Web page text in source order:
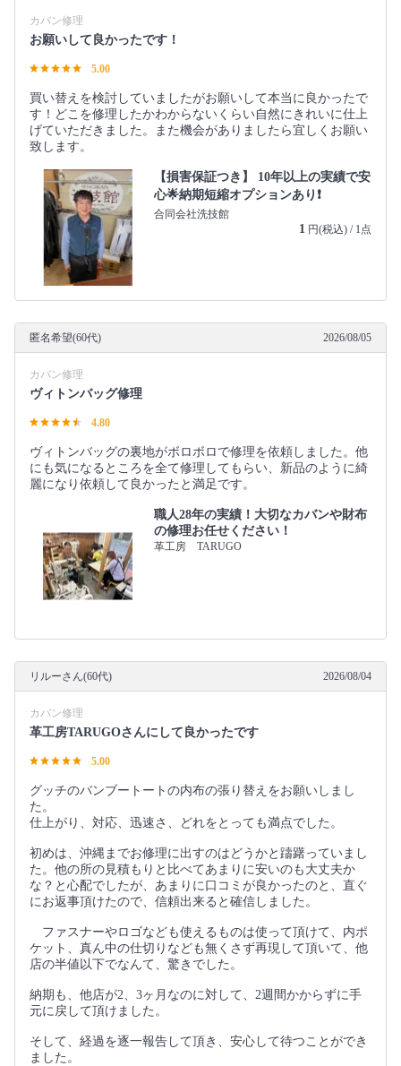
カバン修理
お願いして良かったです！
5.00
買い替えを検討していましたがお願いして本当に良かったで
す！どこを修理したかわからないくらい自然にきれいに仕上
げていただきました。また機会がありましたら宜しくお願い
致します。
【損害保証つき】 10年以上の実績で安
心🌟納期短縮オプションあり❗️
合同会社洗技館
1 円(税込) / 1点
匿名希望(60代) 2026/08/05
カバン修理
ヴィトンバッグ修理
4.80
ヴィトンバッグの裏地がボロボロで修理を依頼しました。他
にも気になるところを全て修理してもらい、新品のように綺
麗になり依頼して良かったと満足です。
職人28年の実績！大切なカバンや財布
の修理お任せください！
革工房 TARUGO
リルーさん(60代) 2026/08/04
カバン修理
革工房TARUGOさんにして良かったです
5.00
グッチのバンブートートの内布の張り替えをお願いしまし
た。
仕上がり、対応、迅速さ、どれをとっても満点でした。
初めは、沖縄までお修理に出すのはどうかと躊躇っていまし
た。他の所の見積もりと比べてあまりに安いのも大丈夫か
な？と心配でしたが、あまりに口コミが良かったのと、直ぐ
にお返事頂けたので、信頼出来ると確信しました。
ファスナーやロゴなども使えるものは使って頂けて、内ポ
ケット、真ん中の仕切りなども無くさず再現して頂いて、他
店の半値以下でなんて、驚きでした。
納期も、他店が2、3ヶ月なのに対して、2週間かからずに手
元に戻して頂けました。
そして、経過を逐一報告して頂き、安心して待つことができ
ました。